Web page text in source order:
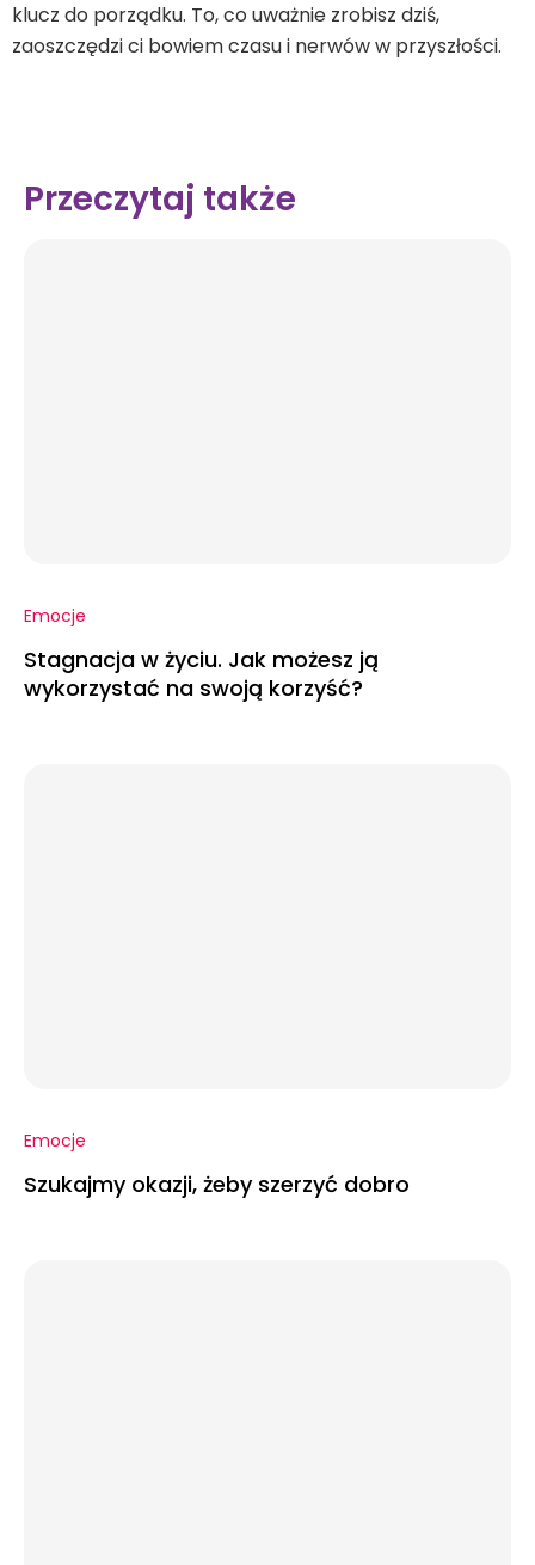
klucz do porządku. To, co uważnie zrobisz dziś,
zaoszczędzi ci bowiem czasu i nerwów w przyszłości.
Przeczytaj także
Emocje
Stagnacja w życiu. Jak możesz ją
wykorzystać na swoją korzyść?
Emocje
Szukajmy okazji, żeby szerzyć dobro